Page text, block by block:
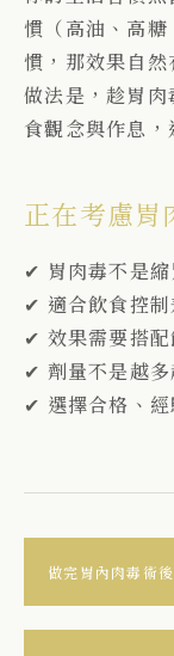
慣（ 高油、高糖
慣， 那效果自
做法是， 趁胃肉
食觀念與作息，
正在考慮胃
✔ 胃肉毒不是
✔ 適合飲食控
✔ 效果需要搭
✔ 劑量不是越
✔ 選擇合格、
做完胃內肉毒術